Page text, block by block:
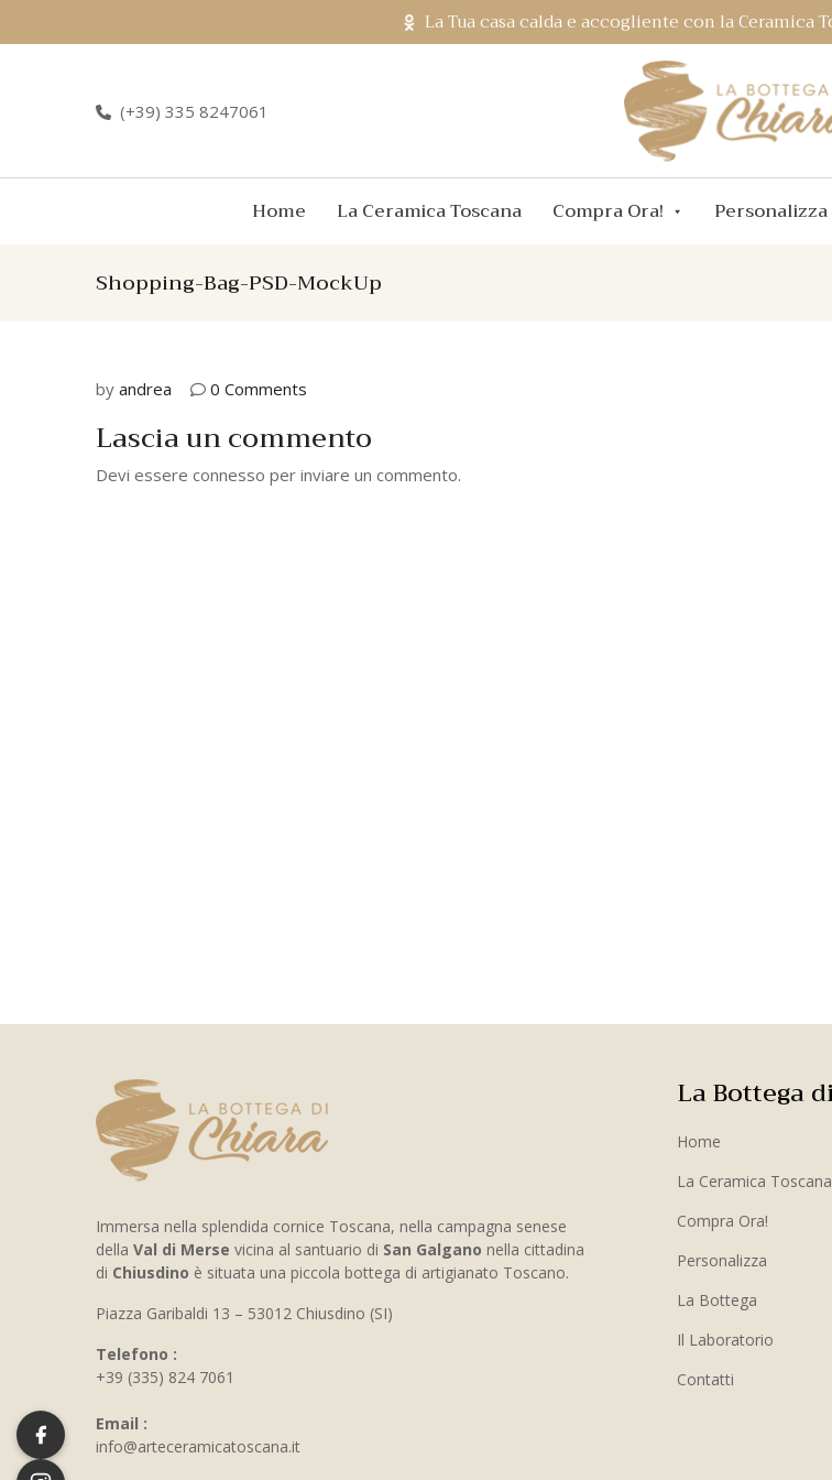
La Tua casa calda e accogliente con la Ceramica
(+39) 335 8247061
Home La Ceramica Toscana Compra Ora! Personalizza
Shopping-Bag-PSD-MockUp
by andrea 0 Comments
Lascia un commento
Devi essere connesso per inviare un commento.
Immersa nella splendida cornice Toscana, nella campagna senese
della Val di Merse vicina al santuario di San Galgano nella cittadina
di Chiusdino è situata una piccola bottega di artigianato Toscano.
Piazza Garibaldi 13 – 53012 Chiusdino (SI)
Telefono :
+39 (335) 824 7061
Email :
info@arteceramicatoscana.it
La Bottega
Home
La Ceramica Toscana
Compra Ora!
Personalizza
La Bottega
Il Laboratorio
Contatti